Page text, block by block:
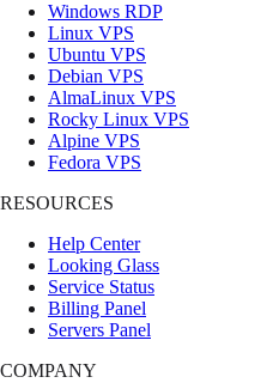
Windows RDP
Linux VPS
Ubuntu VPS
Debian VPS
AlmaLinux VPS
Rocky Linux VPS
Alpine VPS
Fedora VPS
RESOURCES
Help Center
Looking Glass
Service Status
Billing Panel
Servers Panel
COMPANY